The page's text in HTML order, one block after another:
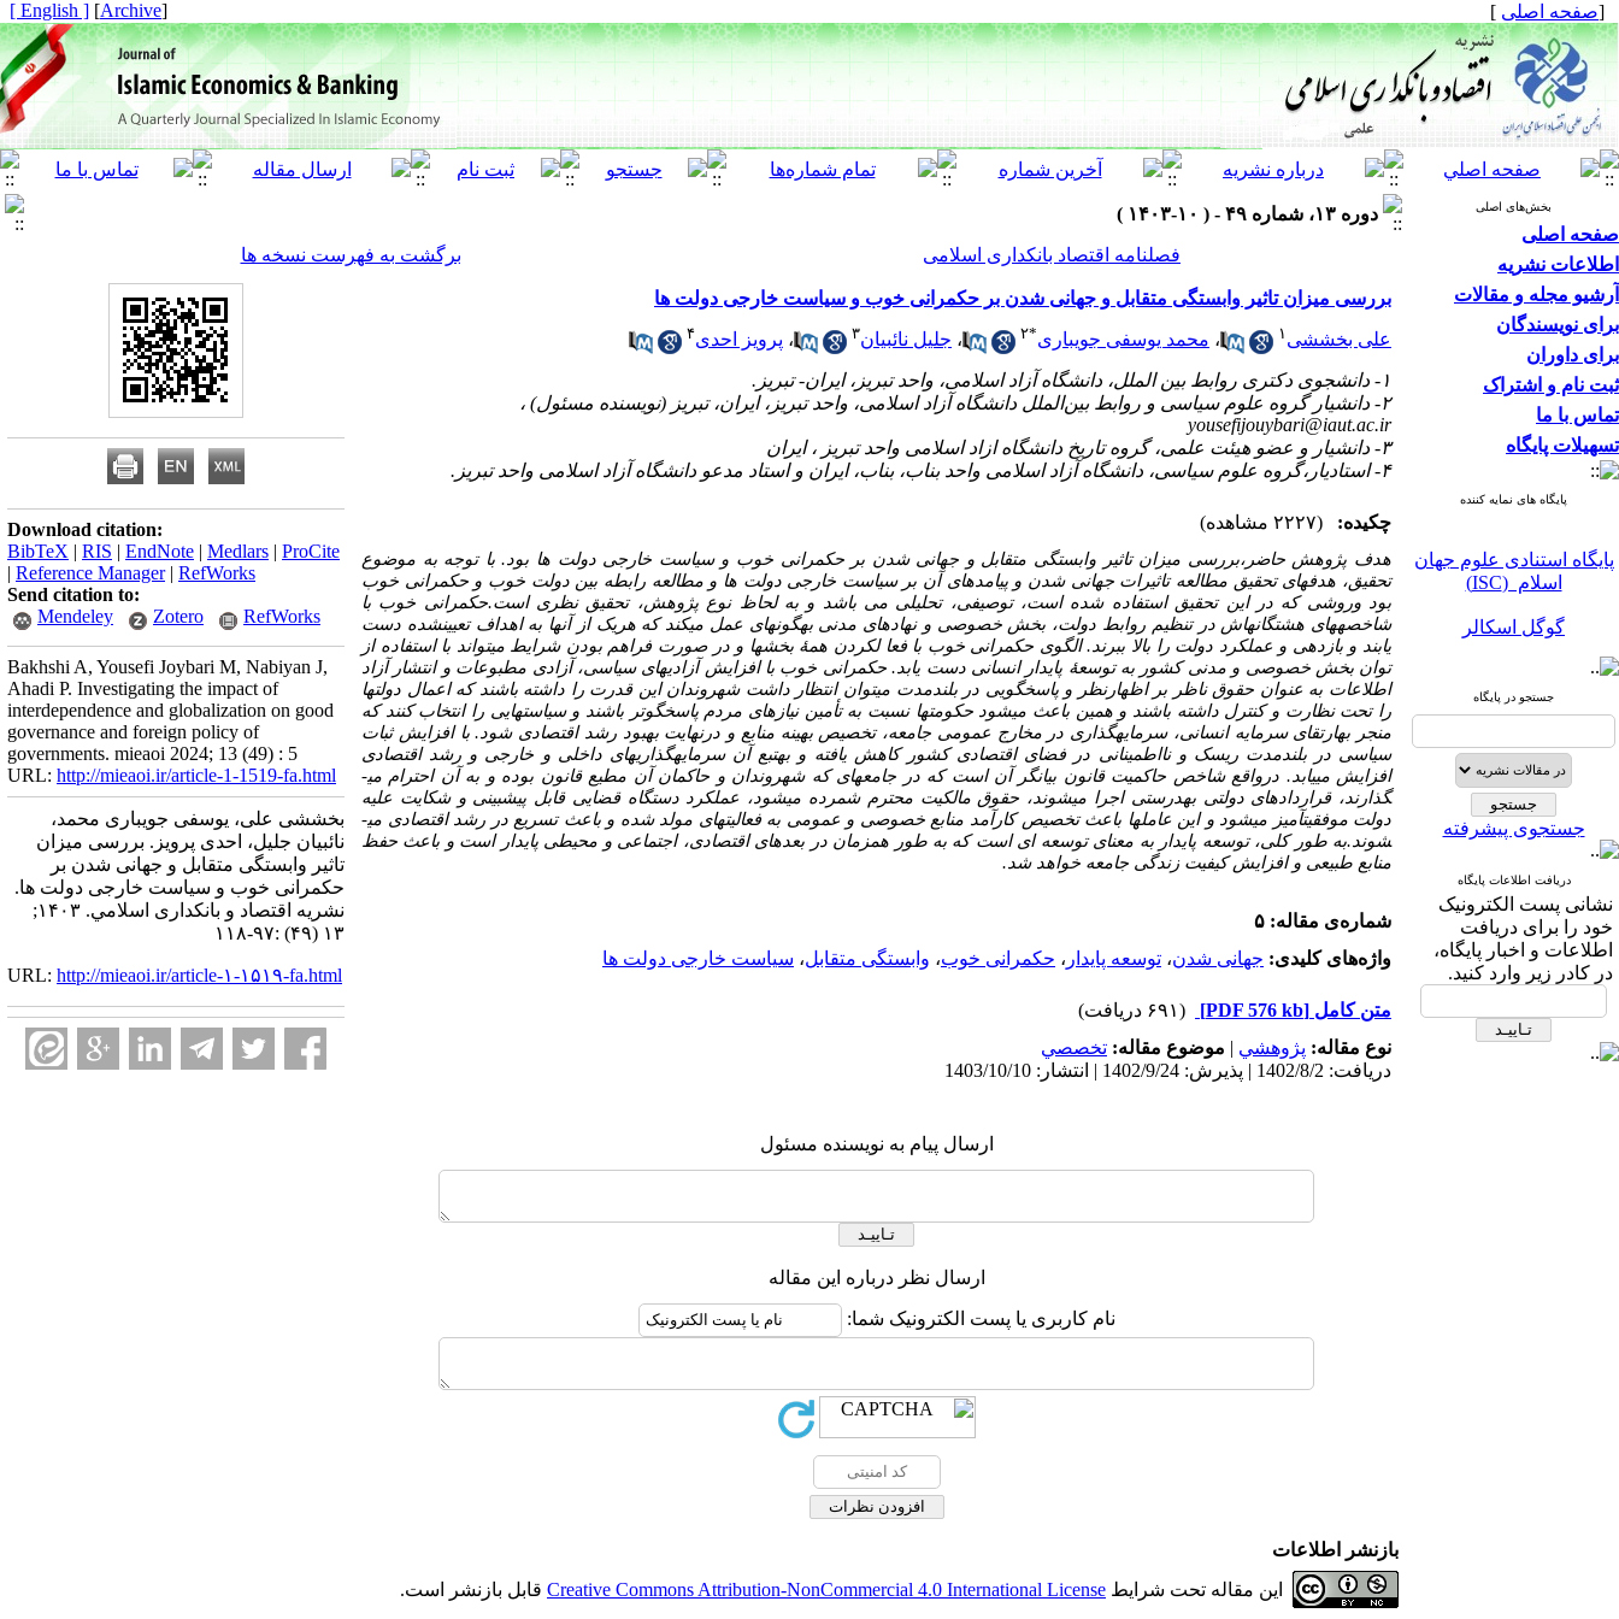
[صفحه اصلی ]
[
Archive
]
[ English ]
بخش‌های اصلی
صفحه اصلی
اطلاعات نشریه
آرشیو مجله و مقالات
برای نویسندگان
برای داوران
ثبت نام و اشتراک
تماس با ما
تسهیلات پایگاه
پایگاه های نمایه کننده
پایگاه استنادی علوم جهان
اسلام (ISC)
گوگل اسکالر
نورمگز
سیویلیکا
پایگاه استنادی علوم جهان
اسلام (ISC)
گوگل اسکالر
مگ ایران
جستجو در پایگاه
جستجوی پیشرفته
دریافت اطلاعات پایگاه
نشانی پست الکترونیک
خود را برای دریافت
اطلاعات و اخبار پایگاه،
در کادر زیر وارد کنید.
دوره ۱۳، شماره ۴۹ - ( ۱۰-۱۴۰۳ )
فصلنامه اقتصاد بانکداری اسلامی
برگشت به فهرست نسخه ها
بررسی میزان تاثیر وابستگی متقابل و جهانی شدن بر حکمرانی خوب و سیاست خارجی دولت ها
علی بخششی ۱ ، محمد یوسفی جویباری*۲ ، جلیل نائبیان۳ ، پرویز احدی۴
۱- دانشجوی دکتری روابط بین الملل، دانشگاه آزاد اسلامی، واحد تبریز، ایران- تبریز.
۲- دانشیار گروه علوم سیاسی و روابط بین‌الملل دانشگاه آزاد اسلامی، واحد تبریز، ایران، تبریز (نویسنده مسئول) ،
yousefijouybari@iaut.ac.ir
۳- دانشیار و عضو هیئت علمی، گروه تاریخ دانشگاه ازاد اسلامی واحد تبریز ، ایران
۴- استادیار،گروه علوم سیاسی، دانشگاه آزاد اسلامی واحد بناب، بناب، ایران و استاد مدعو دانشگاه آزاد اسلامی واحد تبریز.
چکیده: (۲۲۲۷ مشاهده)
هدف پژوهش حاضر،بررسی میزان تاثیر وابستگی متقابل و جهانی شدن بر حکمرانی خوب و سیاست خارجی دولت ها بود. با توجه به موضوع
تحقیق، هدفهای تحقیق مطالعه تاثیرات جهانی شدن و پیامدهای آن بر سیاست خارجی دولت ها و مطالعه رابطه بین دولت خوب و حکمرانی خوب
بود وروشی که در این تحقیق استفاده شده است، توصیفی، تحلیلی می باشد و به لحاظ نوع پژوهش، تحقیق نظری است.حکمرانی خوب با
شاخصه­های هشتگانه­اش در تنظیم روابط دولت، بخش خصوصی و نهادهای مدنی به­گونه­ای عمل می­کند که هریک از آنها به اهداف تعیین­شده دست
یابند و بازدهی و عملکرد دولت را بالا ببرند. الگوی حکمرانی خوب با فعا لکردن همۀ بخش­ها و در صورت فراهم بودن شرایط می­تواند با استفاده از
توان بخش خصوصی و مدنی کشور به توسعۀ پایدار انسانی دست یابد. حکمرانی خوب با افزایش آزادیهای سیاسی، آزادی مطبوعات و انتشار آزاد
اطلاعات به عنوان حقوق ناظر بر اظهارنظر و پاسخگویی در بلندمدت می­توان انتظار داشت شهروندان این قدرت را داشته باشند که اعمال دولتها
را تحت نظارت و کنترل داشته باشند و همین باعث می­شود حکومت­ها نسبت به تأمین نیازهای مردم پاسخگوتر باشند و سیاست­هایی را انتخاب کنند که
منجر
بهارتقای سرمایه انسانی، سرمایه­گذاری در مخارج عمومی جامعه، تخصیص بهینه منابع و درنهایت بهبود رشد اقتصادی شود. با افزایش ثبات
سیاسی در
بلندمدت ریسک و نااطمینانی در فضای اقتصادی کشور کاهش یافته و به­تبع آن سرمایه­گذاری­های داخلی و خارجی و رشد اقتصادی
افزایش می­یابد. درواقع شاخص حاکمیت قانون بیانگر آن است که در جامعه­ای که شهروندان و حاکمان آن مطیع قانون بوده و به آن احترام می­
گذارند، قراردادهای دولتی به­درستی اجرا می­شوند، حقوق مالکیت محترم شمرده می­شود، عملکرد دستگاه قضایی قابل پیش­بینی و شکایت علیه
دولت موفقیت­آمیز می­شود و این عامل­ها باعث تخصیص کارآمد منابع خصوصی و عمومی به فعالیت­های مولد شده و باعث تسریع در رشد اقتصادی می­
شوند.به طور کلی، توسعه پایدار به معنای توسعه ای است که به طور همزمان در بعد‌های اقتصادی، اجتماعی و محیطی پایدار است و باعث حفظ
منابع طبیعی و افزایش کیفیت زندگی جامعه خواهد شد.
شماره‌ی مقاله: ۵
واژه‌های کلیدی: جهانی شدن، توسعه پایدار ، حکمرانی خوب، وابستگی متقابل، سیاست خارجی دولت ها
متن کامل [PDF 576 kb]
(۶۹۱ دریافت)
نوع مقاله: پژوهشي | موضوع مقاله: تخصصي
دریافت: 1402/8/2 | پذیرش: 1402/9/24 | انتشار: 1403/10/10
ارسال پیام به نویسنده مسئول
ارسال نظر درباره این مقاله
نام کاربری یا پست الکترونیک شما:
Download citation:
BibTeX | RIS | EndNote | Medlars | ProCite
| Reference Manager| RefWorks
Send citation to:
Mendeley
Zotero RefWorks
Bakhshi A, Yousefi Joybari M, Nabiyan J,
Ahadi P. Investigating the impact of
interdependence and globalization on good
governance and foreign policy of
governments. mieaoi 2024; 13 (49) : 5
URL: http://mieaoi.ir/article-1-1519-fa.html
بخششی علی، یوسفی جویباری محمد،
نائبیان جلیل، احدی پرویز. بررسی میزان
تاثیر وابستگی متقابل و جهانی شدن بر
حکمرانی خوب و سیاست خارجی دولت ها.
نشریه اقتصاد و بانکداری اسلامي. ۱۴۰۳;
۱۳ (۴۹) :۹۷-۱۱۸
URL: http://mieaoi.ir/article-۱-۱۵۱۹-fa.html
بازنشر اطلاعات
این مقاله تحت شرایط Creative Commons Attribution-NonCommercial 4.0 International License قابل بازنشر است.